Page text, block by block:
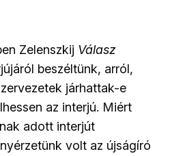
Zelenszkij Válasz
beszéltünk, arról,
járhattak-e
az interjú. Miért
adott interjút
volt az újságíró